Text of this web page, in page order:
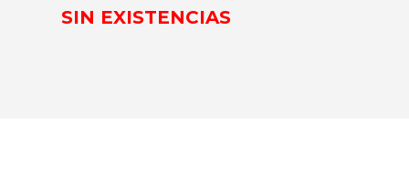
SIN EXISTENCIAS